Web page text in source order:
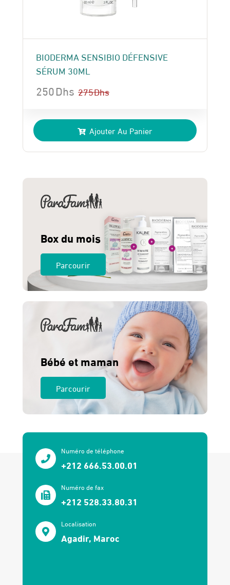
BIODERMA SENSIBIO DÉFENSIVE
SÉRUM 30ML
275Dhs
prix
initial
était :
250Dhs
prix
actuel
est :
Ajouter Au Panier
Box du mois
Parcourir
Bébé et maman
Parcourir
Numéro de téléphone
+212 666.53.00.01
Numéro de fax
+212 528.33.80.31
Localisation
Agadir, Maroc